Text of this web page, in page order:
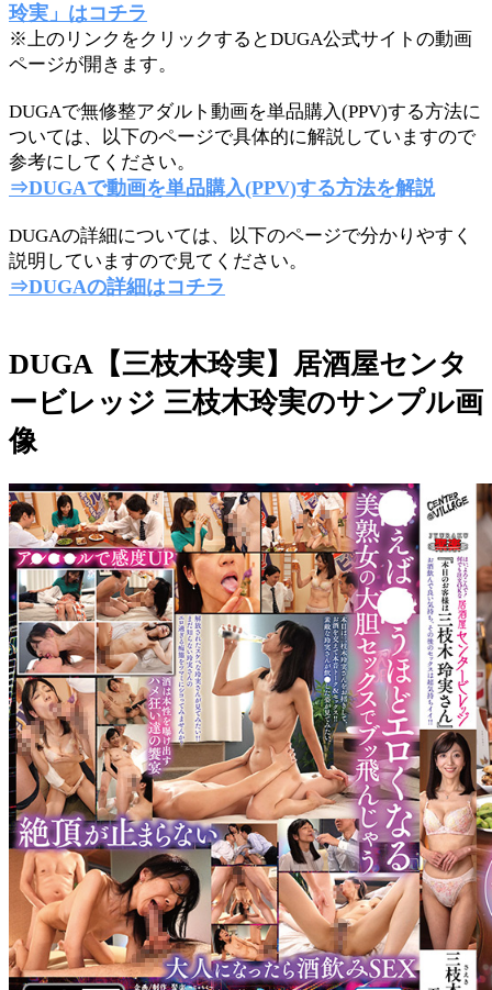
玲実」はコチラ
※上のリンクをクリックするとDUGA公式サイトの動画
ページが開きます。
DUGAで無修整アダルト動画を単品購入(PPV)する方法に
ついては、以下のページで具体的に解説していますので
参考にしてください。
⇒DUGAで動画を単品購入(PPV)する方法を解説
DUGAの詳細については、以下のページで分かりやすく
説明していますので見てください。
⇒DUGAの詳細はコチラ
DUGA【三枝木玲実】居酒屋センタ
ービレッジ 三枝木玲実のサンプル画
像